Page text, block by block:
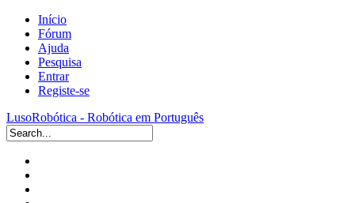
Início
Fórum
Ajuda
Pesquisa
Entrar
Registe-se
LusoRobótica - Robótica em Português